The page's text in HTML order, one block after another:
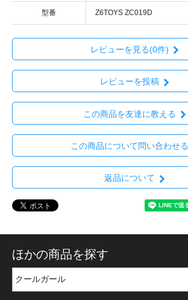
型番 Z6TOYS ZC019D
レビューを見る(0件)
レビューを投稿
この商品を友達に教える
この商品について問い合わせる
返品について
ほかの商品を探す